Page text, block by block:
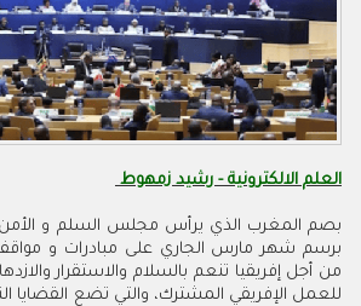
العلم الالكترونية - رشيد زمهوط
بصم المغرب الذي يرأس مجلس السلم و الأمن
برسم شهر مارس الجاري على مبادرات و مواقف
من أجل إفريقيا تنعم بالسلام والاستقرار
للعمل الإفريقي المشترك، والتي تضع القضايا